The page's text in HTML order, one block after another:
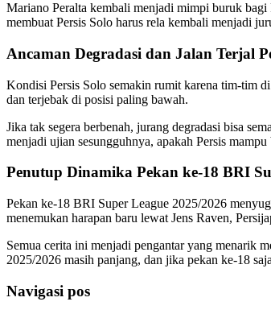
Mariano Peralta kembali menjadi mimpi buruk
membuat Persis Solo harus rela kembali menjadi
Ancaman Degradasi dan Jalan Terjal
Kondisi Persis Solo semakin rumit karena tim-tim
dan terjebak di posisi paling bawah.
Jika tak segera berbenah, jurang degradasi bisa
menjadi ujian sesungguhnya, apakah Persis
Penutup Dinamika Pekan ke-18 BRI
Pekan ke-18 BRI Super League 2025/2026
menemukan harapan baru lewat Jens Raven,
Semua cerita ini menjadi pengantar yang menarik
2025/2026 masih panjang, dan jika pekan ke-18
Navigasi pos